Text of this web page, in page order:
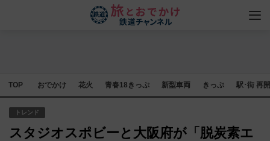
TOP おでかけ 花火 青春18きっぷ 新型車両 きっぷ 駅･街 再
トレンド
スタジオスポビーと大阪府が「脱炭素エ